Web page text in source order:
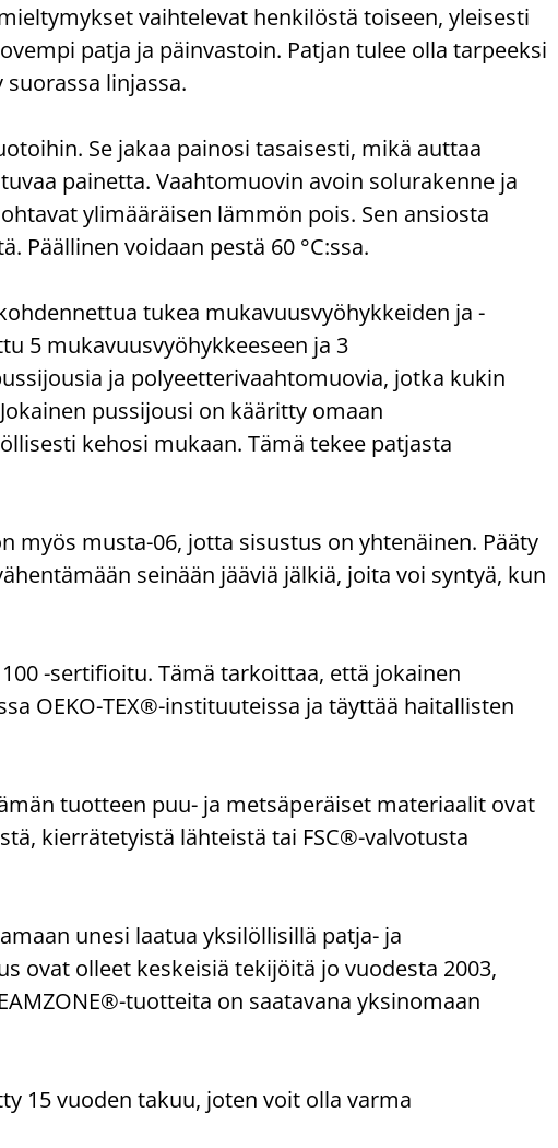
vaihtelevat henkilöstä toiseen, yleisesti
patja ja päinvastoin. Patjan tulee olla tarpeeksi
linjassa.
Se jakaa painosi tasaisesti, mikä auttaa
painetta. Vaahtomuovin avoin solurakenne ja
ylimääräisen lämmön pois. Sen ansiosta
Päällinen voidaan pestä 60 °C:ssa.
tukea mukavuusvyöhykkeiden ja -
5 mukavuusvyöhykkeeseen ja 3
ja polyeetterivaahtomuovia, jotka kukin
pussijousi on kääritty omaan
kehosi mukaan. Tämä tekee patjasta
myös musta-06, jotta sisustus on yhtenäinen. Pääty
seinään jääviä jälkiä, joita voi syntyä, kun
-sertifioitu. Tämä tarkoittaa, että jokainen
OEKO-TEX®-instituuteissa ja täyttää haitallisten
tuotteen puu- ja metsäperäiset materiaalit ovat
kierrätetyistä lähteistä tai FSC®-valvotusta
unesi laatua yksilöllisillä patja- ja
ovat olleet keskeisiä tekijöitä jo vuodesta 2003,
tuotteita on saatavana yksinomaan
15 vuoden takuu, joten voit olla varma